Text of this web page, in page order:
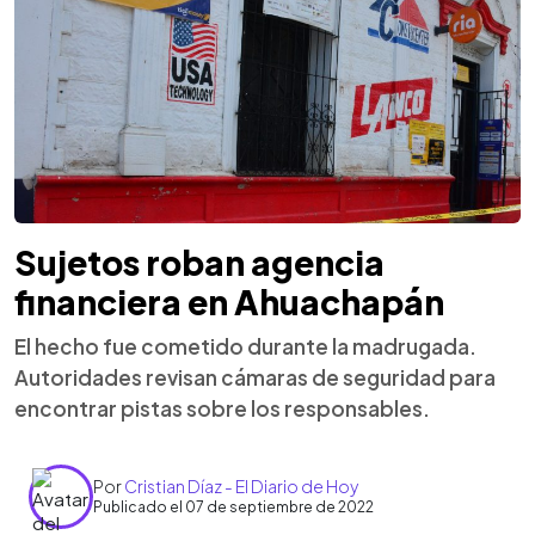
Sujetos roban agencia
financiera en Ahuachapán
El hecho fue cometido durante la madrugada.
Autoridades revisan cámaras de seguridad para
encontrar pistas sobre los responsables.
PorCristian Díaz - El Diario de Hoy
Publicado el 07 de septiembre de 2022